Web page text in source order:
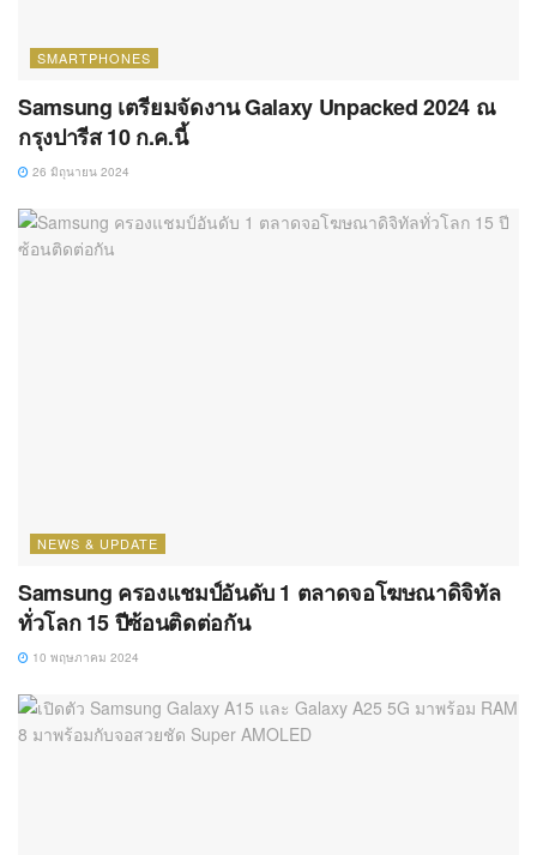
SMARTPHONES
Samsung เตรียมจัดงาน Galaxy Unpacked 2024 ณ
กรุงปารีส 10 ก.ค.นี้
26 มิถุนายน 2024
NEWS & UPDATE
Samsung ครองแชมป์อันดับ 1 ตลาดจอโฆษณาดิจิทัล
ทั่วโลก 15 ปีซ้อนติดต่อกัน
10 พฤษภาคม 2024